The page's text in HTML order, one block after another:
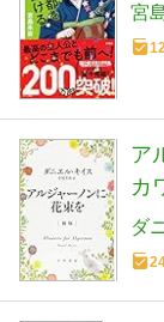
宮
ア
カ
ダ